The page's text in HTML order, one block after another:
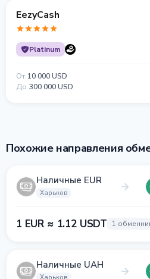
EezyCash
Platinum
От 10 000 USD
До 300 000 USD
Похожие направления
Наличные EUR
Харьков
1 EUR ≈ 1.12 USDT 1
Наличные UAH